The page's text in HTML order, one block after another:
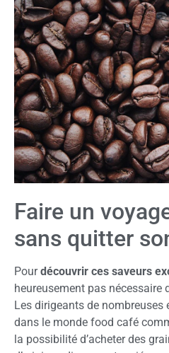
Faire un
sans quitter
Pourdécouvrir ces saveurs
heureusement pas nécessaire
Les dirigeants de nombreuses
dans le monde food café
la possibilité d’acheter des